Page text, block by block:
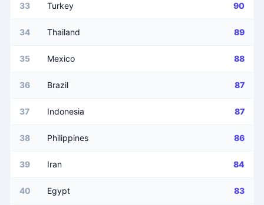
33 Turkey 90
34 Thailand 89
35 Mexico 88
36 Brazil 87
37 Indonesia 87
38 Philippines 86
39 Iran 84
40 Egypt 83